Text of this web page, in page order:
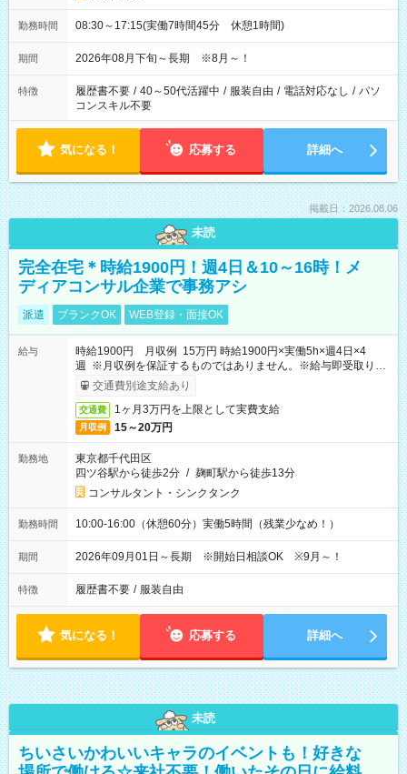
勤務時間 08:30～17:15(実働7時間45分 休憩1時間)
期間 2026年08月下旬～長期 ※8月～！
特徴 履歴書不要 / 40～50代活躍中 / 服装自由 / 電話対応なし / パソ
コンスキル不要
気になる！ 応募する 詳細へ
掲載日：2026.08.06
未読
完全在宅＊時給1900円！週4日＆10～16時！メ
ディアコンサル企業で事務アシ
派遣 ブランクOK WEB登録・面接OK
給与
時給1900円 月収例 15万円 時給1900円×実働5h×週4日×4
週 ※月収例を保証するものではありません。※給与即受取りサ
ービス利用可（利用条件有）
交通費別途支給あり
交通費 1ヶ月3万円を上限として実費支給
月収例 15～20万円
勤務地
東京都千代田区
四ツ谷駅から徒歩2分 / 麹町駅から徒歩13分
コンサルタント・シンクタンク
勤務時間 10:00-16:00（休憩60分）実働5時間（残業少なめ！）
期間 2026年09月01日～長期 ※開始日相談OK ※9月～！
特徴 履歴書不要 / 服装自由
気になる！ 応募する 詳細へ
未読
ちいさいかわいいキャラのイベントも！好きな